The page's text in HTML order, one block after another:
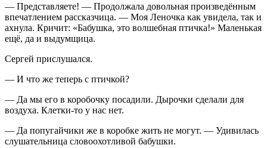
— Представляете! — Продолжала довольная произведённым
впечатлением рассказчица. — Моя Леночка как увидела, так и
ахнула. Кричит: «Бабушка, это волшебная птичка!» Маленькая
ещё, да и выдумщица.
Сергей прислушался.
— И что же теперь с птичкой?
— Да мы его в коробочку посадили. Дырочки сделали для
воздуха. Клетки-то у нас нет.
— Да попугайчики же в коробке жить не могут. — Удивилась
слушательница словоохотливой бабушки.